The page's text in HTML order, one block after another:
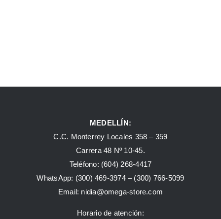
MEDELLÍN:
C.C. Monterrey Locales 358 – 359
Carrera 48 Nº 10-45.
Teléfono: (604) 268-4417
WhatsApp: (300) 469-3974 – (300) 766-5099
Email: nidia@omega-store.com
Horario de atención: